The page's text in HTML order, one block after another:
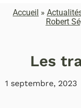
Accueil »
Robert
Les
1 septembre, 2023